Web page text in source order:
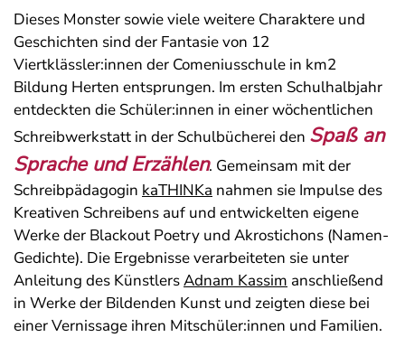
Dieses Monster sowie viele weitere Charaktere und
Geschichten sind der Fantasie von 12
Viertklässler:innen der Comeniusschule in km2
Bildung Herten entsprungen. Im ersten Schulhalbjahr
entdeckten die Schüler:innen in einer wöchentlichen
Schreibwerkstatt in der Schulbücherei den Spaß an
Sprache und Erzählen. Gemeinsam mit der
Schreibpädagogin kaTHINKa nahmen sie Impulse des
Kreativen Schreibens auf und entwickelten eigene
Werke der Blackout Poetry und Akrostichons (Namen-
Gedichte). Die Ergebnisse verarbeiteten sie unter
Anleitung des KünstlersAdnam Kassim anschließend
in Werke der Bildenden Kunst und zeigten diese bei
einer Vernissage ihren Mitschüler:innen und Familien.